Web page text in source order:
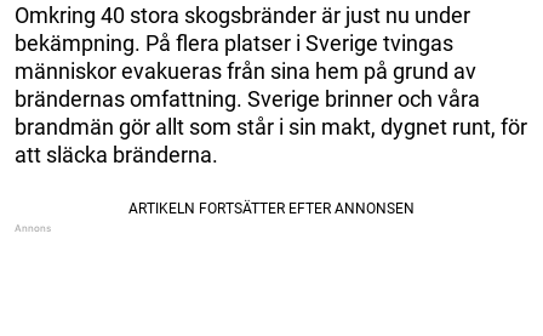
Omkring 40 stora skogsbränder är just nu under
bekämpning. På flera platser i Sverige tvingas
människor evakueras från sina hem på grund av
brändernas omfattning. Sverige brinner och våra
brandmän gör allt som står i sin makt, dygnet runt, för
att släcka bränderna.